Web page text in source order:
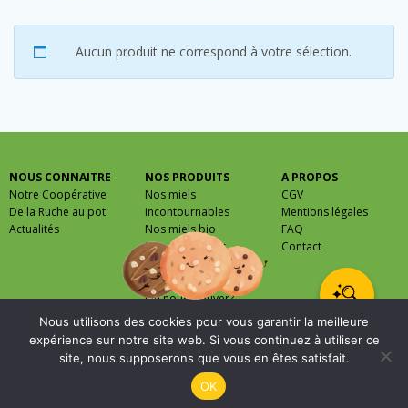
Aucun produit ne correspond à votre sélection.
NOUS CONNAITRE
Notre Coopérative
De la Ruche au pot
Actualités
NOS PRODUITS
Nos miels
incontournables
Nos miels bio
Nos miels rares
Nos autres produits
Nos recettes
Où nous trouver?
A PROPOS
CGV
Mentions légales
FAQ
Contact
0
Nous utilisons des cookies pour vous garantir la meilleure
expérience sur notre site web. Si vous continuez à utiliser ce
site, nous supposerons que vous en êtes satisfait.
OK